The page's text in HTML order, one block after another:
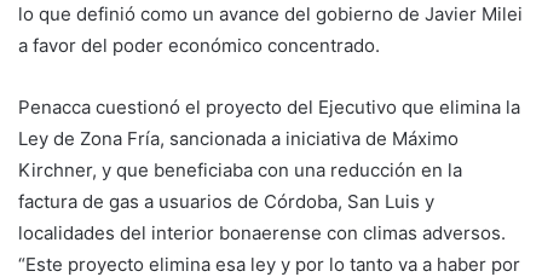
lo que definió como un avance del gobierno de Javier Milei
a favor del poder económico concentrado.
Penacca cuestionó el proyecto del Ejecutivo que elimina la
Ley de Zona Fría, sancionada a iniciativa de Máximo
Kirchner, y que beneficiaba con una reducción en la
factura de gas a usuarios de Córdoba, San Luis y
localidades del interior bonaerense con climas adversos.
“Este proyecto elimina esa ley y por lo tanto va a haber por